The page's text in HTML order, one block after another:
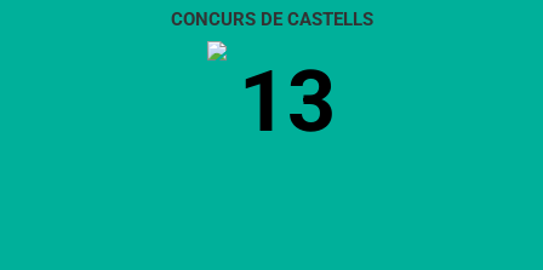
CONCURS DE CASTELLS
13